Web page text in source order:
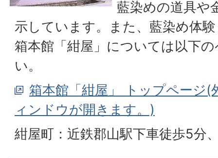
藍染めの道具や
示しています。また、藍染め体
箱本館「紺屋」については以下
い。
箱本館「紺屋」 トップページ(
ィンドウが開きます。)
紺屋町：近鉄郡山駅下車徒歩5分